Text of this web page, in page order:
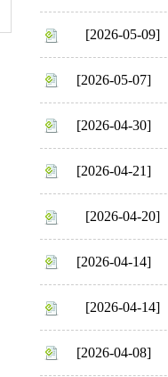
[2026-05-09]
[2026-05-07]
[2026-04-30]
[2026-04-21]
[2026-04-20]
[2026-04-14]
[2026-04-14]
[2026-04-08]